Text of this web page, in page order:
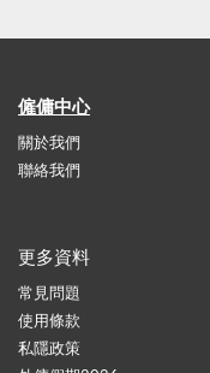
僱傭中心
關於我們
聯絡我們
更多資料
常見問題
使用條款
私隱政策